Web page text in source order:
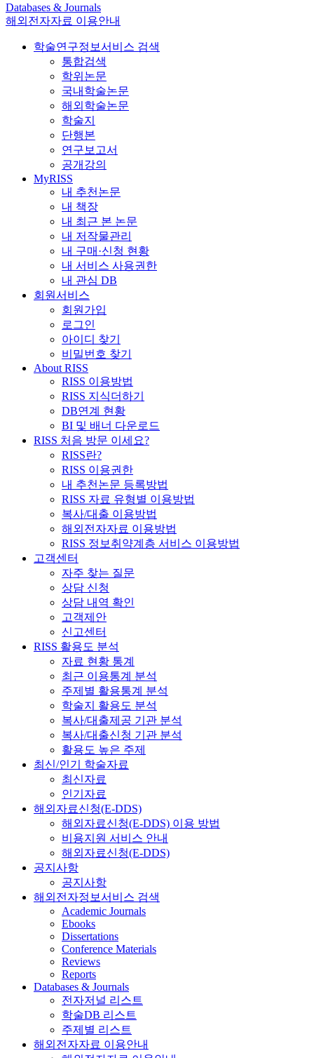
Databases & Journals
해외전자자료 이용안내
학술연구정보서비스 검색
통합검색
학위논문
국내학술논문
해외학술논문
학술지
단행본
연구보고서
공개강의
MyRISS
내 추천논문
내 책장
내 최근 본 논문
내 저작물관리
내 구매·신청 현황
내 서비스 사용권한
내 관심 DB
회원서비스
회원가입
로그인
아이디 찾기
비밀번호 찾기
About RISS
RISS 이용방법
RISS 지식더하기
DB연계 현황
BI 및 배너 다운로드
RISS 처음 방문 이세요?
RISS란?
RISS 이용권한
내 추천논문 등록방법
RISS 자료 유형별 이용방법
복사/대출 이용방법
해외전자자료 이용방법
RISS 정보취약계층 서비스 이용방법
고객센터
자주 찾는 질문
상담 신청
상담 내역 확인
고객제안
신고센터
RISS 활용도 분석
자료 현황 통계
최근 이용통계 분석
주제별 활용통계 분석
학술지 활용도 분석
복사/대출제공 기관 분석
복사/대출신청 기관 분석
활용도 높은 주제
최신/인기 학술자료
최신자료
인기자료
해외자료신청(E-DDS)
해외자료신청(E-DDS) 이용 방법
비용지원 서비스 안내
해외자료신청(E-DDS)
공지사항
공지사항
해외전자정보서비스 검색
Academic Journals
Ebooks
Dissertations
Conference Materials
Reviews
Reports
Databases & Journals
전자저널 리스트
학술DB 리스트
주제별 리스트
해외전자자료 이용안내